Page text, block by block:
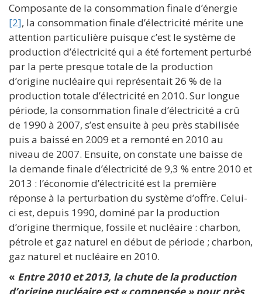
Composante de la consommation finale d’énergie
[2], la consommation finale d’électricité mérite une
attention particulière puisque c’est le système de
production d’électricité qui a été fortement perturbé
par la perte presque totale de la production
d’origine nucléaire qui représentait 26 % de la
production totale d’électricité en 2010. Sur longue
période, la consommation finale d’électricité a crû
de 1990 à 2007, s’est ensuite à peu près stabilisée
puis a baissé en 2009 et a remonté en 2010 au
niveau de 2007. Ensuite, on constate une baisse de
la demande finale d’électricité de 9,3 % entre 2010 et
2013 : l’économie d’électricité est la première
réponse à la perturbation du système d’offre. Celui-
ci est, depuis 1990, dominé par la production
d’origine thermique, fossile et nucléaire : charbon,
pétrole et gaz naturel en début de période ; charbon,
gaz naturel et nucléaire en 2010.
« Entre 2010 et 2013, la chute de la production
d’origine nucléaire est « compensée » pour près